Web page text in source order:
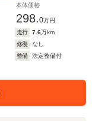
本体価格
298.0万円
走行 7.6万km
修復
なし
整備
法定整備付